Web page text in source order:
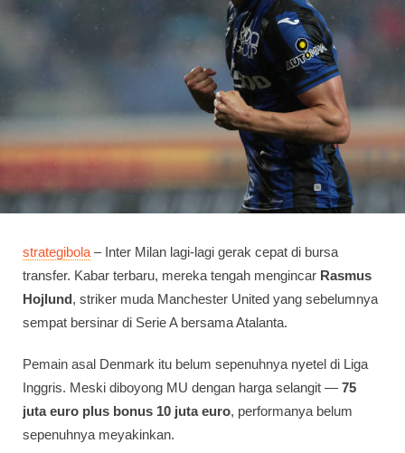
strategibola – Inter Milan lagi-lagi gerak cepat di bursa
transfer. Kabar terbaru, mereka tengah mengincar Rasmus
Hojlund, striker muda Manchester United yang sebelumnya
sempat bersinar di Serie A bersama Atalanta.
Pemain asal Denmark itu belum sepenuhnya nyetel di Liga
Inggris. Meski diboyong MU dengan harga selangit — 75
juta euro plus bonus 10 juta euro, performanya belum
sepenuhnya meyakinkan.